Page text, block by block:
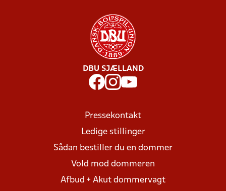
DBU SJÆLLAND
Pressekontakt
Ledige stillinger
Sådan bestiller du en dommer
Vold mod dommeren
Afbud + Akut dommervagt